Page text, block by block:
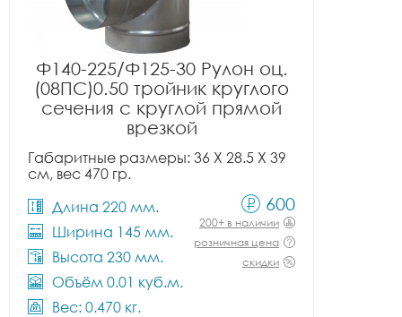
Ф140-225/Ф125-30 Рулон оц.
(08ПС)0.50 тройник круглого
сечения с круглой прямой
врезкой
Габаритные размеры: 36 X 28.5 X 39
см, вес 470 гр.
Длина 220 мм.
Ширина 145 мм.
Высота 230 мм.
Объём 0.01 куб.м.
Вес: 0.470 кг.
600
200+ в наличии
розничная цена
скидки